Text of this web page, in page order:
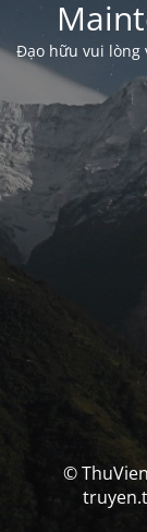
Đạo hữu vui lòng
©